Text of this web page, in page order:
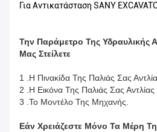
Για Αντικατάσταση SANY
Την Παράμετρο Της Υδραυλικής
Μας Στείλετε
1 .Η Πινακίδα Της Παλιάς Σας
2 .Η Εικόνα Της Παλιάς Σας Αντλίας
3 .Το Μοντέλο Της Μηχανής.
Εάν Χρειάζεστε Μόνο Τα Μέρη